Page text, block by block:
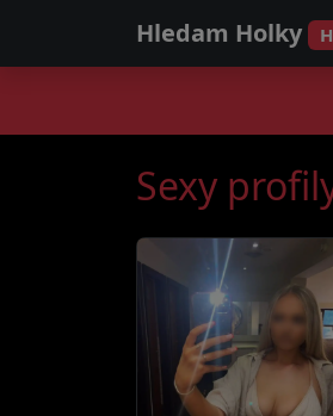
Hledam Holky
Sexy